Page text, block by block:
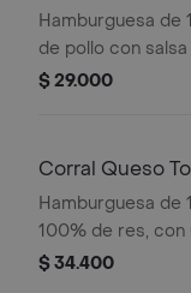
Hamburguesa de
de pollo con
rodajas, cebolla
$ 29.000
Corral Queso
Hamburguesa de
100% de res, con
queso tipo
$ 34.400